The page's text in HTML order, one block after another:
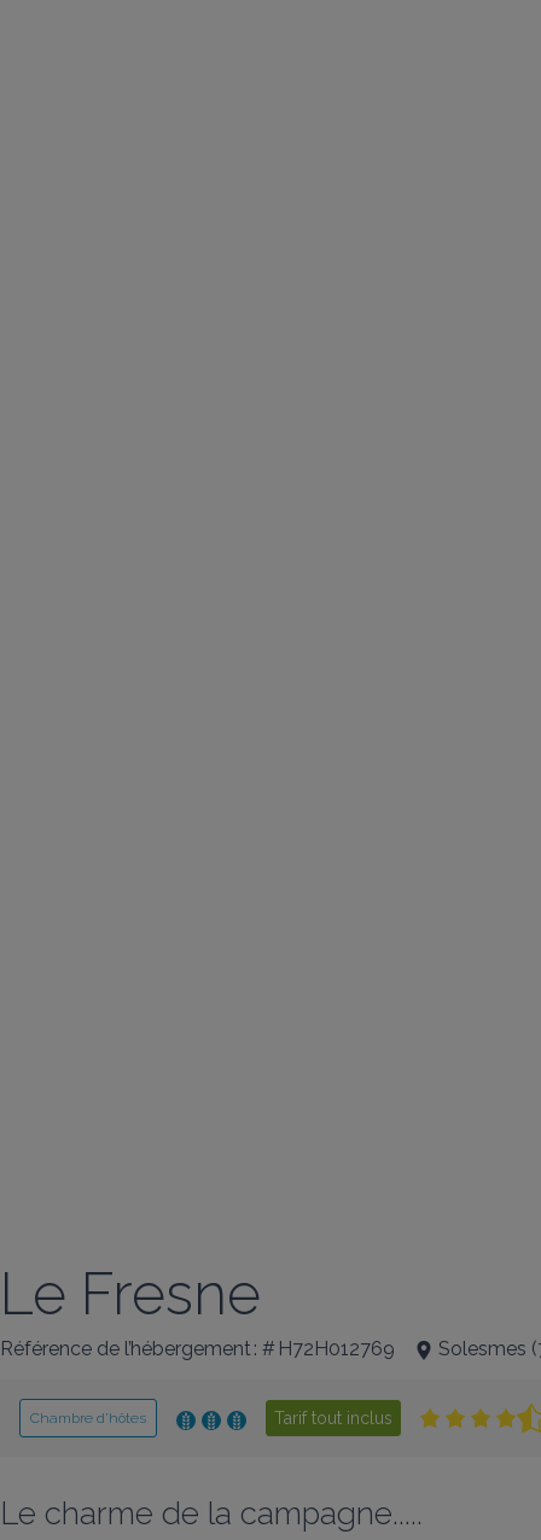
Le Fresne
Référence de l’hébergement : # H72H012769 Solesmes (
Chambre d’hôtes Tarif tout inclus
Le charme de la campagne.....